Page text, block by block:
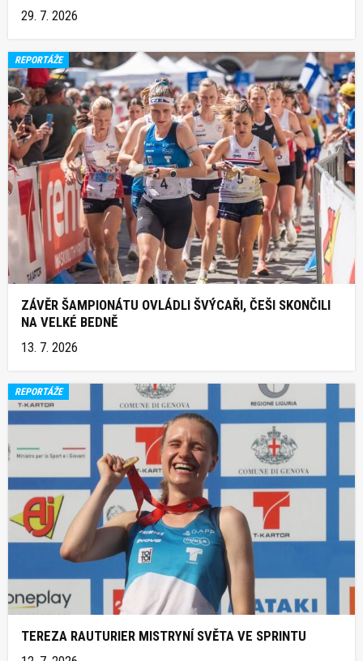
29. 7. 2026
REPORTÁŽE
ZÁVĚR ŠAMPIONÁTU OVLÁDLI ŠVÝCAŘI, ČEŠI SKONČILI
NA VELKÉ BEDNĚ
13. 7. 2026
REPORTÁŽE
TEREZA RAUTURIER MISTRYNÍ SVĚTA VE SPRINTU